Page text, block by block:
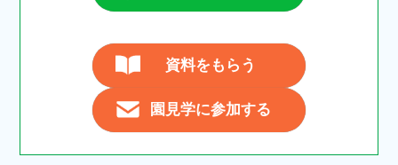
資料をもらう
園見学に参加する